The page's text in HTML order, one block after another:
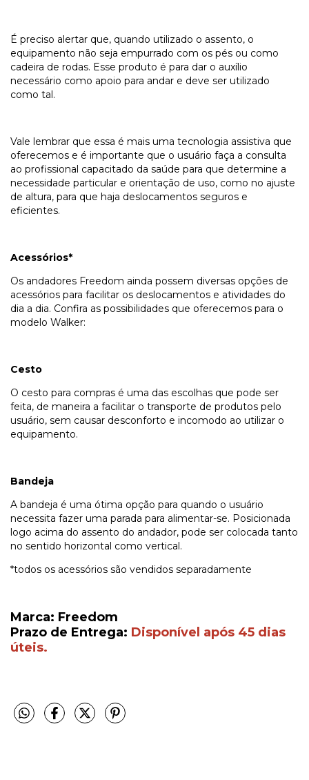
É preciso alertar que, quando utilizado o assento, o
equipamento não seja empurrado com os pés ou como
cadeira de rodas. Esse produto é para dar o auxílio
necessário como apoio para andar e deve ser utilizado
como tal.
Vale lembrar que essa é mais uma tecnologia assistiva que
oferecemos e é importante que o usuário faça a consulta
ao profissional capacitado da saúde para que determine a
necessidade particular e orientação de uso, como no ajuste
de altura, para que haja deslocamentos seguros e
eficientes.
Acessórios*
Os andadores Freedom ainda possem diversas opções de
acessórios para facilitar os deslocamentos e atividades do
dia a dia. Confira as possibilidades que oferecemos para o
modelo Walker:
Cesto
O cesto para compras é uma das escolhas que pode ser
feita, de maneira a facilitar o transporte de produtos pelo
usuário, sem causar desconforto e incomodo ao utilizar o
equipamento.
Bandeja
A bandeja é uma ótima opção para quando o usuário
necessita fazer uma parada para alimentar-se. Posicionada
logo acima do assento do andador, pode ser colocada tanto
no sentido horizontal como vertical.
*todos os acessórios são vendidos separadamente
Marca: Freedom
Prazo de Entrega: Disponível após 45 dias
úteis.